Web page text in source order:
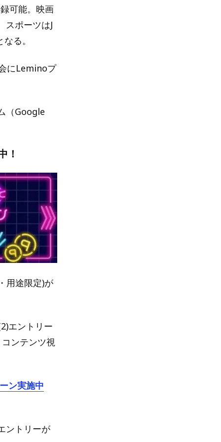
可能。映画
スポーツはJ
る。
にLeminoプ
（Google
！
用途限定)が
エントリー
ンテンツ視
ン実施中
ントリーが